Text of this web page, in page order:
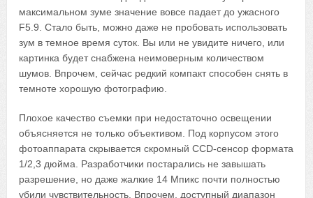
максимальном зуме значение вовсе падает до ужасного
F5.9. Стало быть, можно даже не пробовать использовать
зум в темное время суток. Вы или не увидите ничего, или
картинка будет снабжена неимоверным количеством
шумов. Впрочем, сейчас редкий компакт способен снять в
темноте хорошую фотографию.
Плохое качество съемки при недостаточно освещении
объясняется не только объективом. Под корпусом этого
фотоаппарата скрывается скромный CCD-сенсор формата
1/2,3 дюйма. Разработчики постарались не завышать
разрешение, но даже жалкие 14 Мпикс почти полностью
убили чувствительность. Впрочем, доступный диапазон